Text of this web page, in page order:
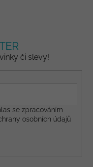
či slevy!
se zpracováním
osobních údajů